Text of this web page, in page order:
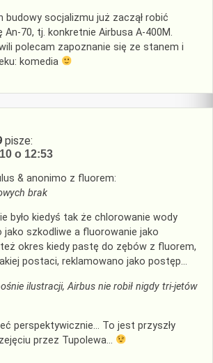
budowy socjalizmu już zaczął robić
An-70, tj. konkretnie Airbusa A-400M.
polecam zapoznanie się ze stanem i
komedia
pisze:
o 12:53
& anonimo z fluorem:
brak
było kiedyś tak że chlorowanie wody
jako szkodliwe a fluorowanie jako
też okres kiedy pastę do zębów z fluorem,
postaci, reklamowano jako postęp…
ilustracji, Airbus nie robił nigdy tri-jetów
perspektywicznie… To jest przyszły
przez Tupolewa…